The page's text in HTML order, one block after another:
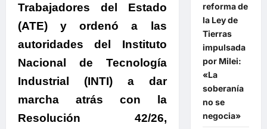
Trabajadores del Estado
(ATE) y ordenó a las
autoridades del Instituto
Nacional de Tecnología
Industrial (INTI) a dar
marcha atrás con la
Resolución 42/26,
reforma de
la Ley de
Tierras
impulsada
por Milei:
«La
soberanía
no se
negocia»